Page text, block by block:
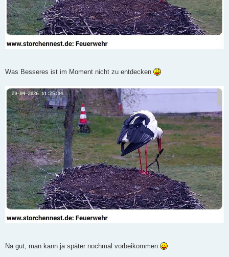
Was Besseres ist im Moment nicht zu entdecken
Na gut, man kann ja später nochmal vorbeikommen